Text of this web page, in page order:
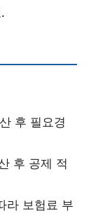
후 필요경
후 공제 적
라 보험료 부